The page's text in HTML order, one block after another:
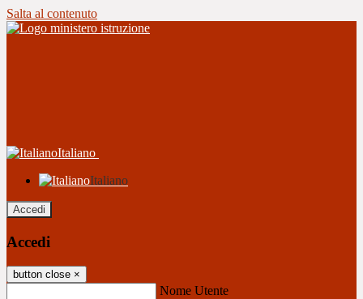
Salta al contenuto
Italiano
Italiano
Accedi
Accedi
button close ×
Nome Utente